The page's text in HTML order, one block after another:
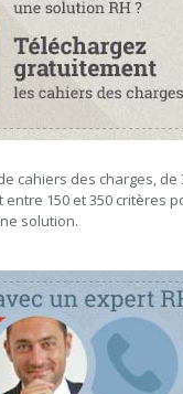
cahiers des charges, de
entre 150 et 350 critères
solution.